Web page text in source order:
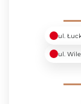
ul.
ul.